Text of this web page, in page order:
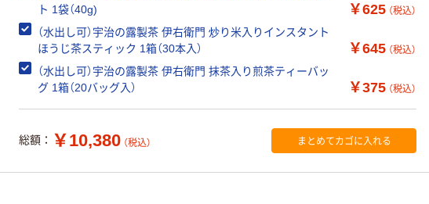
ト 1袋（40g)
￥625 （税込）
（水出し可）宇治の露製茶 伊右衛門 炒り米入りインスタント
ほうじ茶スティック 1箱（30本入）
￥645 （税込）
（水出し可）宇治の露製茶 伊右衛門 抹茶入り煎茶ティーバッ
グ 1箱（20バッグ入）
￥375 （税込）
総額： ￥10,380 （税込） まとめてカゴに入れる